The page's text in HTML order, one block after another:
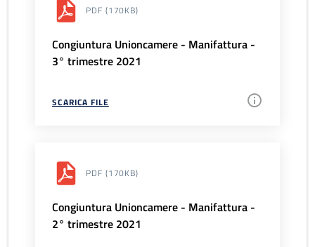
PDF (170KB)
Congiuntura Unioncamere - Manifattura -
3° trimestre 2021
SCARICA FILE
PDF (170KB)
Congiuntura Unioncamere - Manifattura -
2° trimestre 2021